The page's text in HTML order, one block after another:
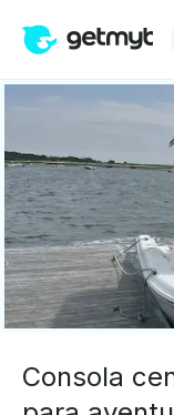
Consola